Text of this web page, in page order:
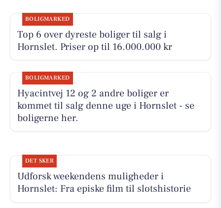
BOLIGMARKED
Top 6 over dyreste boliger til salg i
Hornslet. Priser op til 16.000.000 kr
BOLIGMARKED
Hyacintvej 12 og 2 andre boliger er
kommet til salg denne uge i Hornslet - se
boligerne her.
DET SKER
Udforsk weekendens muligheder i
Hornslet: Fra episke film til slotshistorie